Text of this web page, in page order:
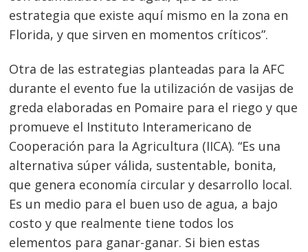
estrategia que existe aquí mismo en la zona en
Florida, y que sirven en momentos críticos”.
Otra de las estrategias planteadas para la AFC
durante el evento fue la utilización de vasijas de
greda elaboradas en Pomaire para el riego y que
promueve el Instituto Interamericano de
Cooperación para la Agricultura (IICA). “Es una
alternativa súper válida, sustentable, bonita,
que genera economía circular y desarrollo local.
Es un medio para el buen uso de agua, a bajo
costo y que realmente tiene todos los
elementos para ganar-ganar. Si bien estas